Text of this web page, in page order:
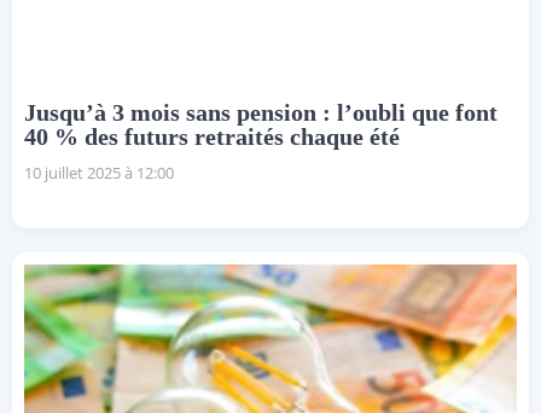
Jusqu’à 3 mois sans pension : l’oubli que font
40 % des futurs retraités chaque été
10 juillet 2025 à 12:00